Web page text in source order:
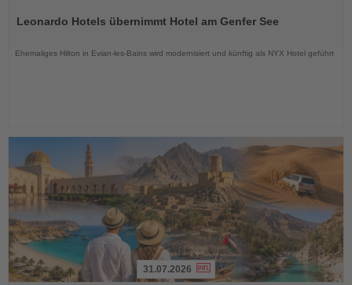
dieLeonardo Hotels übernimmt Hotel am Genfer See
Ehemaliges Hilton in Evian-les-Bains wird modernisiert und künftig als NYX Hotel geführt
31.07.2026